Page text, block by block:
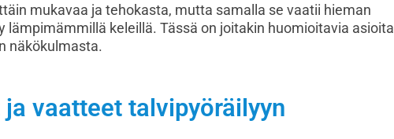
mukavaa ja tehokasta, mutta samalla se vaatii hieman
lämpimämmillä keleillä. Tässä on joitakin huomioitavia asioita
näkökulmasta.
vaatteet talvipyöräilyyn